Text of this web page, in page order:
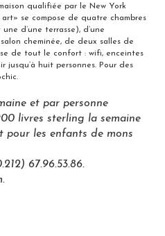
qualifiée par le New York
se compose de quatre chambres
d’une terrasse), d’une
cheminée, de deux salles de
de tout le confort : wifi, enceintes
jusqu’à huit personnes. Pour des
et par personne
livres sterling la semaine
pour les enfants de mons
67.96.53.86.